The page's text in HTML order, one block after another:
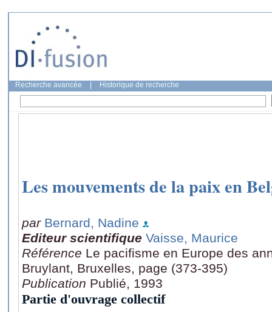
Recherche avancée Historique de recherche
Les mouvements de la paix en
par Bernard, Nadine
Editeur scientifique Vaisse, Maurice
Référence Le pacifisme en Europe des
Bruylant, Bruxelles, page (373-395)
Publication Publié, 1993
Partie d'ouvrage collectif